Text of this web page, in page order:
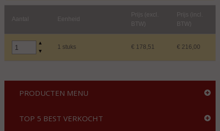
Aantal Eenheid
Prijs (excl.
BTW)
Prijs (incl.
BTW)
▲
▼
1 stuks € 178,51 € 216,00
PRODUCTEN MENU
TOP 5 BEST VERKOCHT